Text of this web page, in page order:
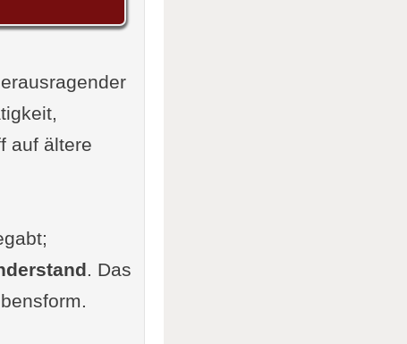
auf ältere
. Das